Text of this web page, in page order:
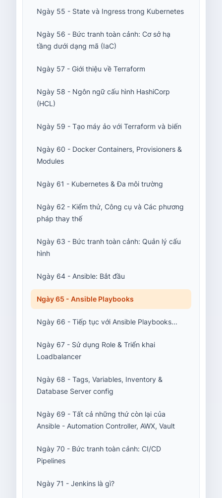
Ngày 55 - State và Ingress trong Kubernetes
Ngày 56 - Bức tranh toàn cảnh: Cơ sở hạ
tầng dưới dạng mã (IaC)
Ngày 57 - Giới thiệu về Terraform
Ngày 58 - Ngôn ngữ cấu hình HashiCorp
(HCL)
Ngày 59 - Tạo máy ảo với Terraform và biến
Ngày 60 - Docker Containers, Provisioners &
Modules
Ngày 61 - Kubernetes & Đa môi trường
Ngày 62 - Kiểm thử, Công cụ và Các phương
pháp thay thế
Ngày 63 - Bức tranh toàn cảnh: Quản lý cấu
hình
Ngày 64 - Ansible: Bắt đầu
Ngày 65 - Ansible Playbooks
Ngày 66 - Tiếp tục với Ansible Playbooks...
Ngày 67 - Sử dụng Role & Triển khai
Loadbalancer
Ngày 68 - Tags, Variables, Inventory &
Database Server config
Ngày 69 - Tất cả những thứ còn lại của
Ansible - Automation Controller, AWX, Vault
Ngày 70 - Bức tranh toàn cảnh: CI/CD
Pipelines
Ngày 71 - Jenkins là gì?